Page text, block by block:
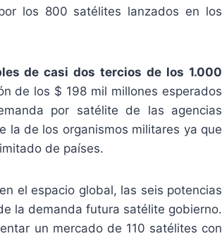
los 800 satélites lanzados en los
de casi dos tercios de los 1.000
de los $ 198 mil millones esperados
por satélite de las agencias
la de los organismos militares ya que
de países.
el espacio global, las seis potencias
la demanda futura satélite gobierno.
un mercado de 110 satélites con